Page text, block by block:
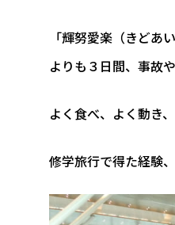
「輝努愛楽（きど
よりも３日間、事故
よく食べ、よく動き
修学旅行で得た経験